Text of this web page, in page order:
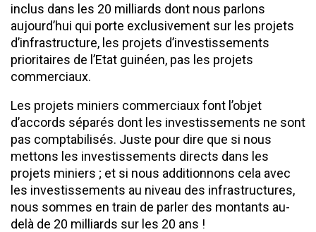
inclus dans les 20 milliards dont nous parlons
aujourd’hui qui porte exclusivement sur les projets
d’infrastructure, les projets d’investissements
prioritaires de l’Etat guinéen, pas les projets
commerciaux.
Les projets miniers commerciaux font l’objet
d’accords séparés dont les investissements ne sont
pas comptabilisés. Juste pour dire que si nous
mettons les investissements directs dans les
projets miniers ; et si nous additionnons cela avec
les investissements au niveau des infrastructures,
nous sommes en train de parler des montants au-
delà de 20 milliards sur les 20 ans !